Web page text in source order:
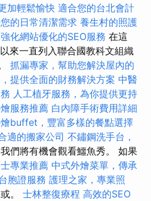
加輕鬆愉快 適合您的台北會計
的日常清潔需求 養生村的照護
強化網站優化的SEO服務 在這
來一直列入聯合國教科文組織
抓漏專家，幫助您解決屋內的
提供全面的財務解決方案 中醫
人工植牙服務，為你提供更持
服務推薦 白內障手術費用詳細
buffet，豐富多樣的餐點選擇
適的搬家公司 不鏽鋼洗手台，
們將有機會觀看鱷魚秀。 如果
專業推薦 中式外燴菜單，傳承
胞證服務 護理之家，專業照
或。 士林整復療程 高效的SEO